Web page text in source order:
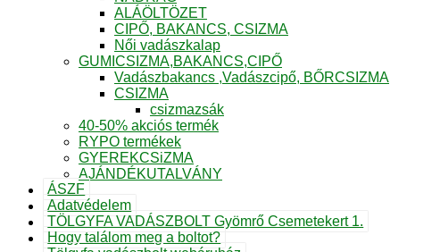
ALÁÖLTÖZET
CIPŐ, BAKANCS, CSIZMA
Női vadászkalap
GUMICSIZMA,BAKANCS,CIPŐ
Vadászbakancs ,Vadászcipő, BŐRCSIZMA
CSIZMA
csizmazsák
40-50% akciós termék
RYPO termékek
GYEREKCSiZMA
AJÁNDÉKUTALVÁNY
ÁSZF
Adatvédelem
TÖLGYFA VADÁSZBOLT Gyömrő Csemetekert 1.
Hogy találom meg a boltot?